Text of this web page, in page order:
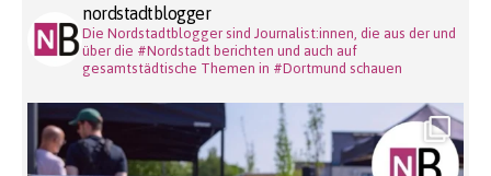
nordstadtblogger
Die Nordstadtblogger sind Journalist:innen, die aus der und
über die #Nordstadt berichten und auch auf
gesamtstädtische Themen in #Dortmund schauen